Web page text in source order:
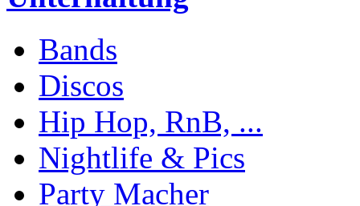
Bands
Discos
Hip Hop, RnB, ...
Nightlife & Pics
Party Macher